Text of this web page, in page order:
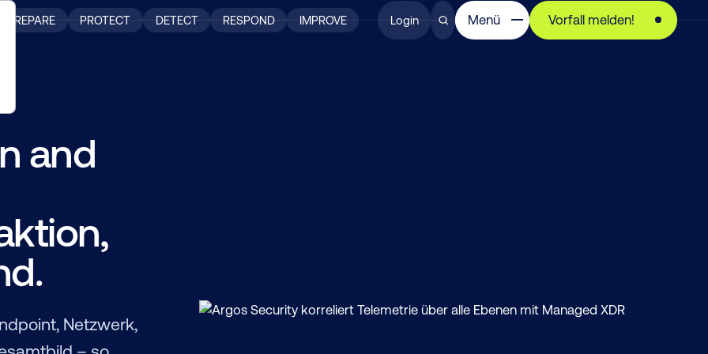
PREPARE PROTECT DETECT RESPOND IMPROVE Login Menü Vorfall melden!
and
Netzwerk,